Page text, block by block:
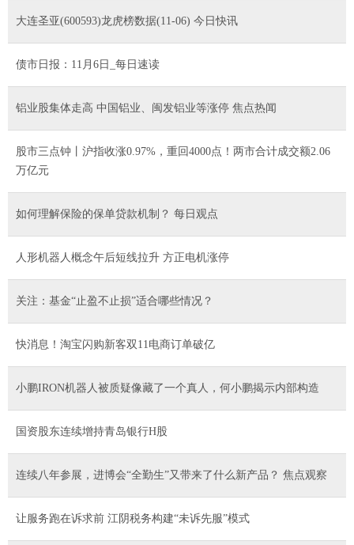
大连圣亚(600593)龙虎榜数据(11-06) 今日快讯
债市日报：11月6日_每日速读
铝业股集体走高 中国铝业、闽发铝业等涨停 焦点热闻
股市三点钟丨沪指收涨0.97%，重回4000点！两市合计成交额2.06
万亿元
如何理解保险的保单贷款机制？ 每日观点
人形机器人概念午后短线拉升 方正电机涨停
关注：基金“止盈不止损”适合哪些情况？
快消息！淘宝闪购新客双11电商订单破亿
小鹏IRON机器人被质疑像藏了一个真人，何小鹏揭示内部构造
国资股东连续增持青岛银行H股
连续八年参展，进博会“全勤生”又带来了什么新产品？ 焦点观察
让服务跑在诉求前 江阴税务构建“未诉先服”模式